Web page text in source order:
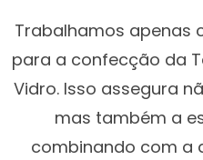
Trabalhamos apenas
para a confecção da
Vidro. Isso assegura
mas também a
combinando com a